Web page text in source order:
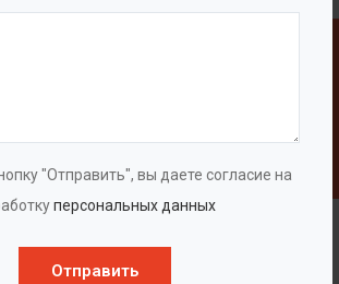
"Отправить", вы даете согласие на
персональных данных
Отправить
Написать
клиенты